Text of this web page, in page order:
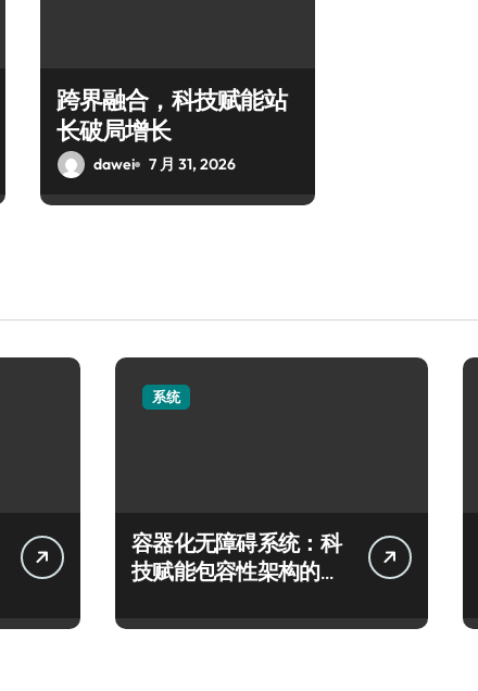
跨界融合，科技赋能站
长破局增长
dawei 7 月 31, 2026
系统
容器化无障碍系统：科
技赋能包容性架构的智